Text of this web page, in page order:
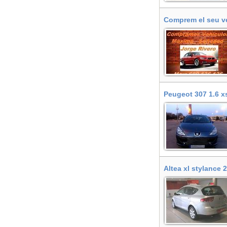
Comprem el seu
Peugeot 307 1.6
Altea xl stylance